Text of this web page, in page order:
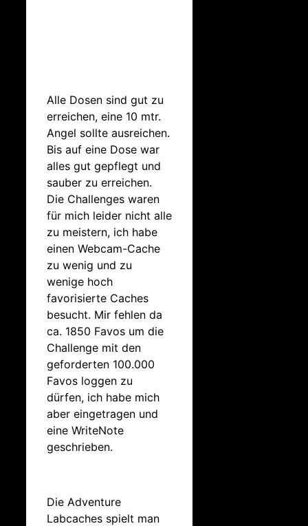
Alle Dosen sind gut zu
erreichen, eine 10 mtr.
Angel sollte ausreichen.
Bis auf eine Dose war
alles gut gepflegt und
sauber zu erreichen.
Die Challenges waren
für mich leider nicht alle
zu meistern, ich habe
einen Webcam-Cache
zu wenig und zu
wenige hoch
favorisierte Caches
besucht. Mir fehlen da
ca. 1850 Favos um die
Challenge mit den
geforderten 100.000
Favos loggen zu
dürfen, ich habe mich
aber eingetragen und
eine WriteNote
geschrieben.
Die Adventure
Labcaches spielt man